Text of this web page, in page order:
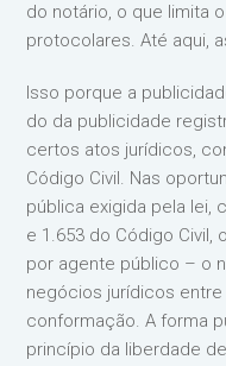
do notário, o que limita
protocolares. Até aqui,
Isso porque a
do da publicidade
certos atos jurídicos,
Código Civil. Nas
pública exigida pela lei,
e 1.653 do Código
por agente público – o
negócios jurídicos
conformação. A forma
princípio da liberdade